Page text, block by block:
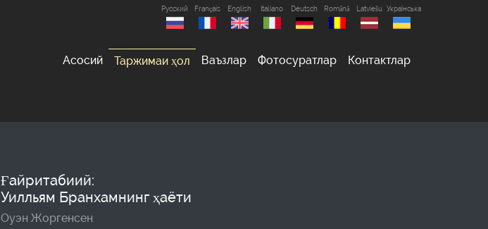
Русский Français English Italiano Deutsch Română Latviešu Українська
Асосий Таржимаи ҳол Ваъзлар Фотосуратлар Контактлар
Ғайритабиий:
Уилльям Бранхамнинг ҳаёти
Оуэн Жоргенсен